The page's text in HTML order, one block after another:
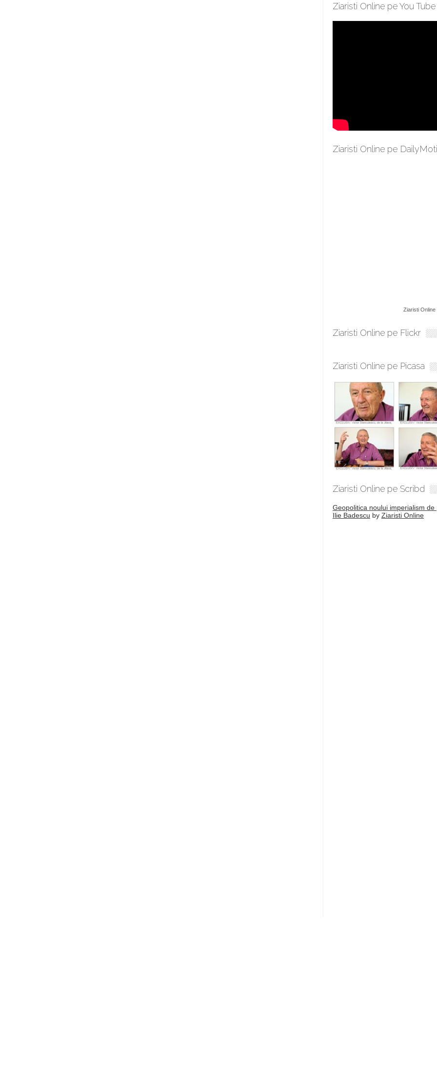
Ziaristi Online pe You Tube
Ziaristi Online pe
Ziaristi Online
Ziaristi Online pe Flickr
Ziaristi Online pe Picasa
Ziaristi Online pe Scribd
Geopolitica noului imperialism de
Ilie Badescu by Ziaristi Online